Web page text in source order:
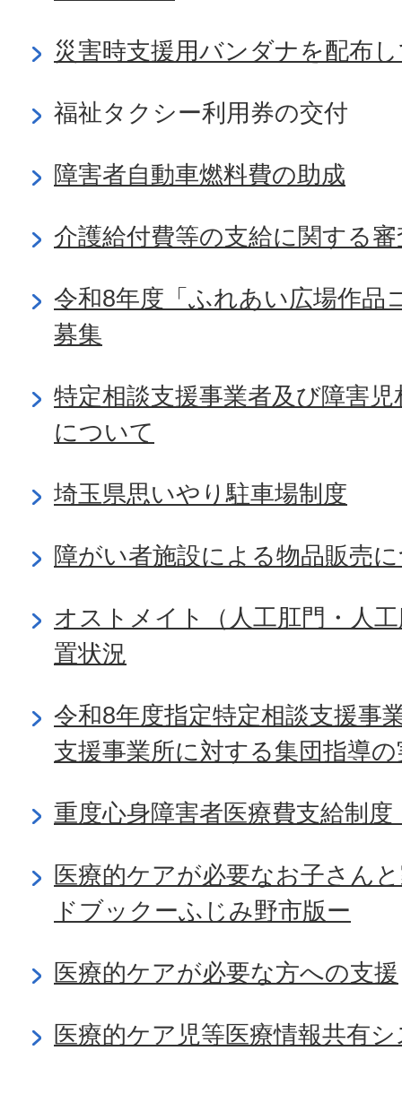
災害時支援用バンダナを配布
福祉タクシー利用券の交付
障害者自動車燃料費の助成
介護給付費等の支給に関する
令和8年度「ふれあい広場作品
募集
特定相談支援事業者及び障害
について
埼玉県思いやり駐車場制度
障がい者施設による物品販売
オストメイト（人工肛門・人
置状況
令和8年度指定特定相談支援事
支援事業所に対する集団指導
重度心身障害者医療費支給制
医療的ケアが必要なお子さん
ドブックーふじみ野市版ー
医療的ケアが必要な方への支援
医療的ケア児等医療情報共有